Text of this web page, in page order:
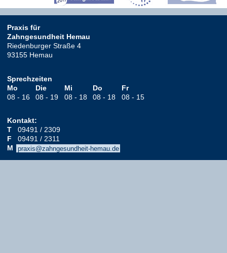
Praxis für
Zahngesundheit Hemau
Riedenburger Straße 4
93155 Hemau
Sprechzeiten
Mo
Die Mi Do
Fr
08 - 16
08 - 19 08 - 18 08 - 18 08 - 15
Kontakt:
T
09491 / 2309
F
09491 / 2311
M
praxis@zahngesundheit-hemau.de